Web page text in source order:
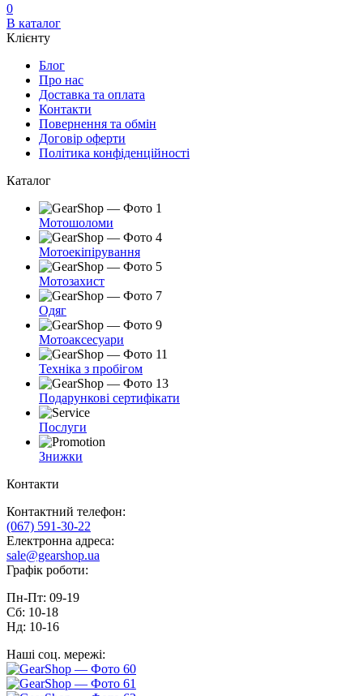
0
В каталог
Клієнту
Блог
Про нас
Доставка та оплата
Контакти
Повернення та обмін
Договір оферти
Політика конфіденційності
Каталог
Мотошоломи
Мотоекіпірування
Мотозахист
Одяг
Мотоаксесуари
Техніка з пробігом
Подарункові сертифікати
Послуги
Знижки
Контакти
Контактний телефон:
(067) 591-30-22
Електронна адреса:
sale@gearshop.ua
Графік роботи:
Пн-Пт: 09-19
Сб: 10-18
Нд: 10-16
Наші соц. мережі: